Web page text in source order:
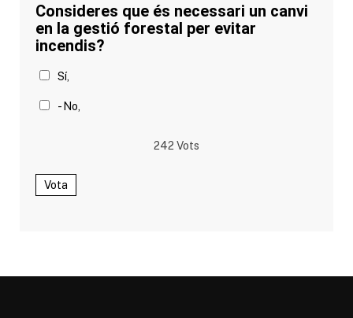
Consideres que és necessari un canvi
en la gestió forestal per evitar
incendis?
Sí,
- No,
242 Vots
Vota